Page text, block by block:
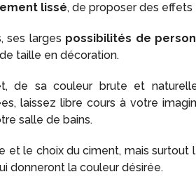
lissé, de proposer des
ses larges possibilités de
taille en décoration.
de sa couleur brute et
laissez libre cours à votre
salle de bains.
et le choix du ciment, mais surtout
donneront la couleur désirée.